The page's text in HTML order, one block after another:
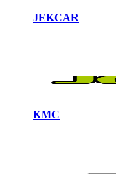
JEKCAR
KMC